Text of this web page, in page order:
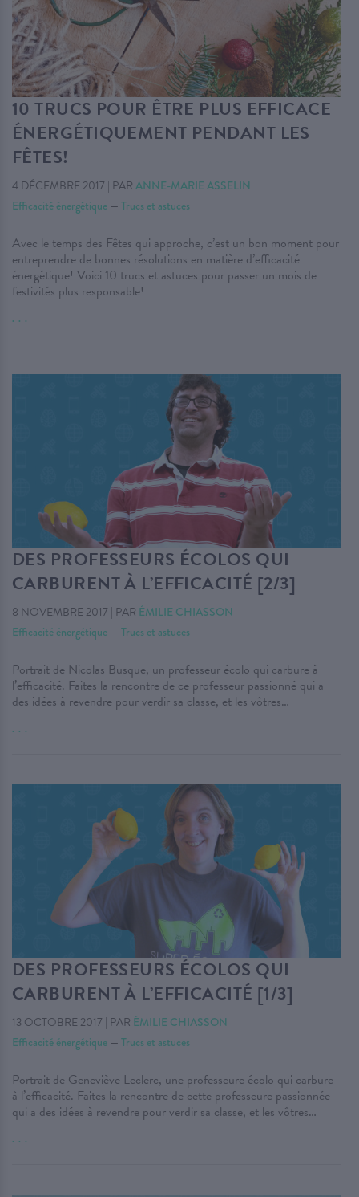
10 TRUCS POUR ÊTRE PLUS EFFICACE
ÉNERGÉTIQUEMENT PENDANT LES
FÊTES!
4 DÉCEMBRE 2017 | PAR ANNE-MARIE ASSELIN
Efficacité énergétique — Trucs et astuces
Avec le temps des Fêtes qui approche, c’est un bon moment pour
entreprendre de bonnes résolutions en matière d’efficacité
énergétique! Voici 10 trucs et astuces pour passer un mois de
festivités plus responsable!
. . .
DES PROFESSEURS ÉCOLOS QUI
CARBURENT À L’EFFICACITÉ [2/3]
8 NOVEMBRE 2017 | PAR ÉMILIE CHIASSON
Efficacité énergétique — Trucs et astuces
Portrait de Nicolas Busque, un professeur écolo qui carbure à
l’efficacité. Faites la rencontre de ce professeur passionné qui a
des idées à revendre pour verdir sa classe, et les vôtres…
. . .
DES PROFESSEURS ÉCOLOS QUI
CARBURENT À L’EFFICACITÉ [1/3]
13 OCTOBRE 2017 | PAR ÉMILIE CHIASSON
Efficacité énergétique — Trucs et astuces
Portrait de Geneviève Leclerc, une professeure écolo qui carbure
à l’efficacité. Faites la rencontre de cette professeure passionnée
qui a des idées à revendre pour verdir sa classe, et les vôtres…
. . .